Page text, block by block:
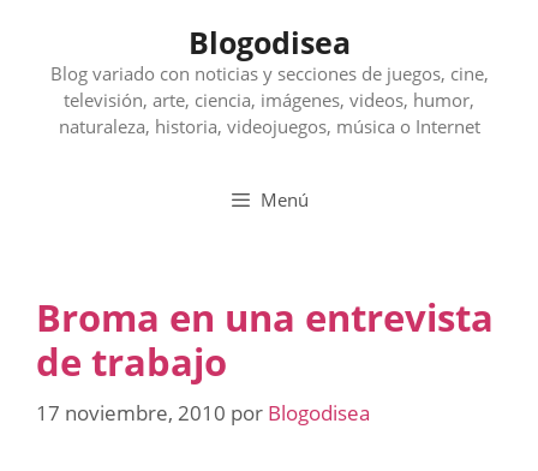
contenido
Blogodisea
Blog variado con noticias y secciones de juegos, cine,
televisión, arte, ciencia, imágenes, videos, humor,
naturaleza, historia, videojuegos, música o Internet
Menú
Broma en una entrevista
de trabajo
17 noviembre, 2010 por Blogodisea